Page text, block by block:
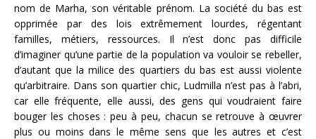
nom de Marha, son véritable prénom. La société du bas est
opprimée par des lois extrêmement lourdes, régentant
familles, métiers, ressources. Il n’est donc pas difficile
d’imaginer qu’une partie de la population va vouloir se rebeller,
d’autant que la milice des quartiers du bas est aussi violente
qu’arbitraire. Dans son quartier chic, Ludmilla n’est pas à l’abri,
car elle fréquente, elle aussi, des gens qui voudraient faire
bouger les choses : peu à peu, chacun se retrouve à œuvrer
plus ou moins dans le même sens que les autres et c’est